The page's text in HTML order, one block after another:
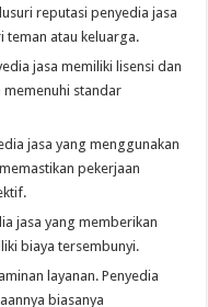
reputasi penyedia jasa
teman atau keluarga.
jasa memiliki lisensi dan
memenuhi standar
jasa yang menggunakan
pekerjaan
jasa yang memberikan
biaya tersembunyi.
layanan. Penyedia
biasanya